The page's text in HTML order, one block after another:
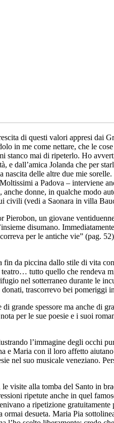
di questi valori appresi dai
in me come nettare, che le
mai di ripeterlo. Ho
e dall’amica Jolanda che per
delle altre due mie
a Padova – interviene
donne, in qualche modo
civili (vedi a Saonara in villa
un giovane
disumano.
per le antiche vie” (pag.
da piccina dallo stile di vita
tutto quello che rendeva
nel sotterraneo durante le
trascorrevo bei pomeriggi
grande spessore ma anche di
per le sue poesie e i suoi
l’immagine degli occhi
Maria con il loro affetto
nel suo musicale veneziano.
visite alla tomba del Santo in
ripetute anche in quel
a ripetizione
desueta. Maria Pia